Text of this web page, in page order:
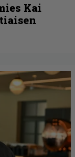
Kai